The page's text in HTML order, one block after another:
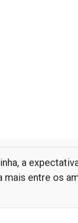
a
entre os